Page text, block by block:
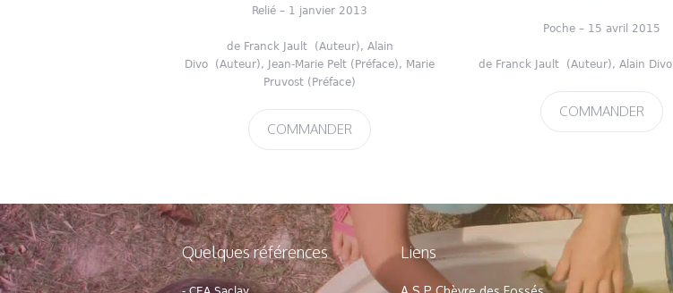
Relié – 1 janvier 2013
de Franck Jault (Auteur), Alain
Divo
(Auteur), Jean-Marie Pelt (Préface), Marie
Pruvost (Préface)
COMMANDER
Poche – 15 avril 2015
de Franck Jault (Auteur),Alain Divo
COMMANDER
Quelques références Liens